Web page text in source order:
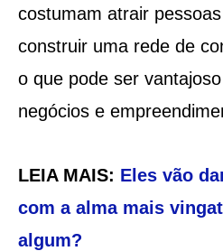
costumam atrair
construir uma rede de
o que pode ser
negócios e
LEIA MAIS: Eles vão
com a alma mais
algum?